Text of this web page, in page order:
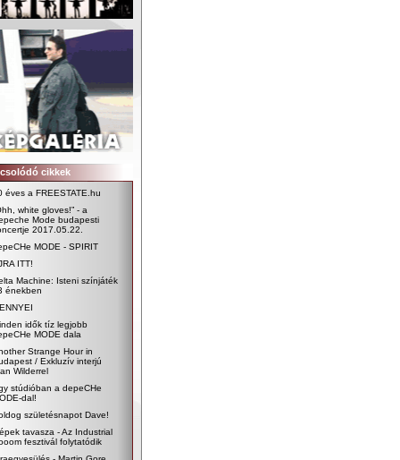
cikkek
éves a FREESTATE.hu
white gloves!” - a
Mode budapesti
2017.05.22.
MODE - SPIRIT
ITT!
Machine: Isteni színjáték
énekben
idők tíz legjobb
MODE dala
Strange Hour in
/ Exkluzív interjú
Wilderrel
stúdióban a depeCHe
dal!
születésnapot Dave!
tavasza - Az Industrial
fesztivál folytatódik